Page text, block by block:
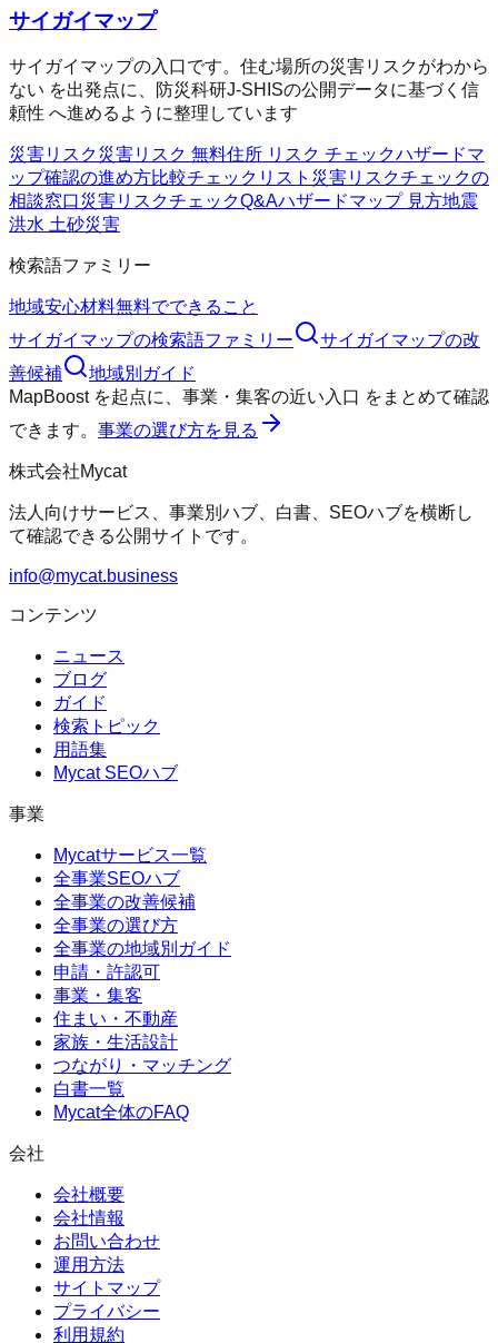
サイガイマップ
サイガイマップの入口です。住む場所の災害リスクがわから
ない を出発点に、防災科研J-SHISの公開データに基づく信
頼性 へ進めるように整理しています
災害リスク災害リスク 無料住所 リスク チェックハザードマ
ップ確認の進め方比較チェックリスト 災害リスクチェックの
相談窓口災害リスクチェックQ&Aハザードマップ 見方地震
洪水 土砂災害
検索語ファミリー
地域安心材料無料でできること
サイガイマップの検索語ファミリー サイガイマップの改
善候補
地域別ガイド
MapBoostを起点に、 事業・集客の近い入口 をまとめて確認
できます。 事業の選び方を見る
株式会社Mycat
法人向けサービス、事業別ハブ、白書、SEOハブを横断し
て確認できる公開サイトです。
info@mycat.business
コンテンツ
ニュース
ブログ
ガイド
検索トピック
用語集
Mycat SEOハブ
事業
Mycatサービス一覧
全事業SEOハブ
全事業の改善候補
全事業の選び方
全事業の地域別ガイド
申請・許認可
事業・集客
住まい・不動産
家族・生活設計
つながり・マッチング
白書一覧
Mycat全体のFAQ
会社
会社概要
会社情報
お問い合わせ
運用方法
サイトマップ
プライバシー
利用規約